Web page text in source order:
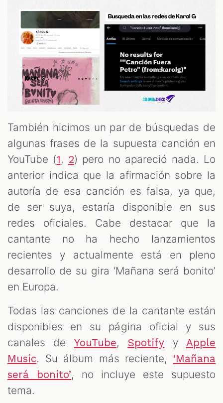
También hicimos un par de búsquedas de
algunas frases de la supuesta canción en
YouTube (1, 2) pero no apareció nada. Lo
anterior indica que la afirmación sobre la
autoría de esa canción es falsa, ya que,
de ser suya, estaría disponible en sus
redes oficiales. Cabe destacar que la
cantante no ha hecho lanzamientos
recientes y actualmente está en pleno
desarrollo de su gira ‘Mañana será bonito’
en Europa.
Todas las canciones de la cantante están
disponibles en su página oficial y sus
canales de YouTube, Spotify y Apple
Music. Su álbum más reciente, ‘Mañana
será bonito’, no incluye este supuesto
tema.